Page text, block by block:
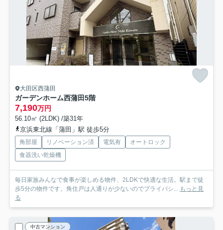
大田区西蒲田
ガーデンホーム西蒲田5階
7,190万円
56.10㎡ (2LDK) /築31年
京浜東北線「蒲田」駅 徒歩5分
角部屋 リノベーション済 電気有
オートロック
食器洗い乾燥機
毎日家族みんなで食事が楽しめる物件、2LDKで快適な生活。駅まで徒
歩5分の物件です。角住戸は人通りが少ないのでプライバシ...
もっと見
る
中古マンション